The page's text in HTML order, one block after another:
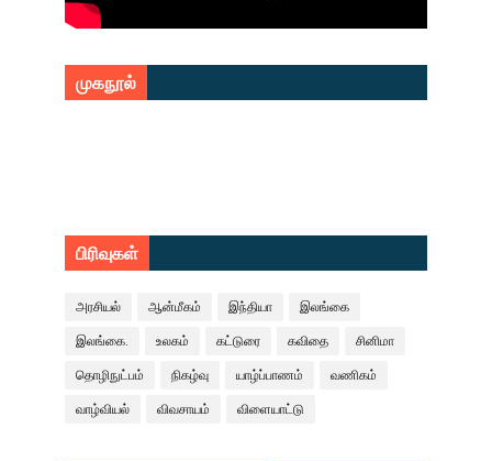
முகநூல்
பிரிவுகள்
அரசியல் ஆன்மீகம் இந்தியா இலங்கை
இலங்கை. உலகம் கட்டுரை கவிதை சினிமா
தொழிநுட்பம் நிகழ்வு யாழ்ப்பாணம் வணிகம்
வாழ்வியல் விவசாயம் விளையாட்டு